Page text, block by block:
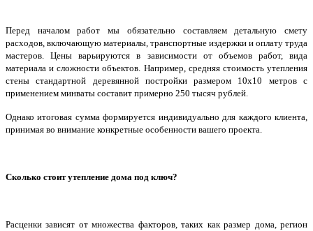
Перед началом работ мы обязательно составляем детальную смету
расходов, включающую материалы, транспортные издержки и оплату труда
мастеров. Цены варьируются в зависимости от объемов работ, вида
материала и сложности объектов. Например, средняя стоимость утепления
стены стандартной деревянной постройки размером 10х10 метров с
применением минваты составит примерно 250 тысяч рублей.
Однако итоговая сумма формируется индивидуально для каждого клиента,
принимая во внимание конкретные особенности вашего проекта.
Сколько стоит утепление дома под ключ?
Расценки зависят от множества факторов, таких как размер дома, регион